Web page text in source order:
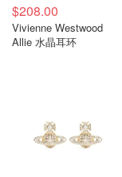
$208.00
Vivienne Westwood
Allie 水晶耳环